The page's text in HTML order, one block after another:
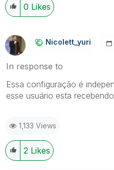
0 Likes
Nicolett_yuri
In response to
Essa configuração é
esse usuário esta recebendo
1,133 Views
2 Likes